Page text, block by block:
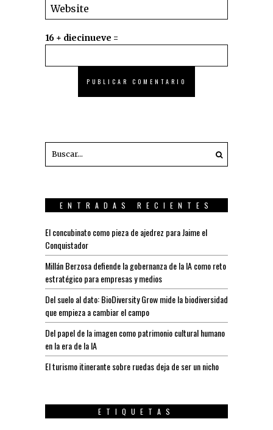
16 + diecinueve =
ENTRADAS RECIENTES
El concubinato como pieza de ajedrez para Jaime el
Conquistador
Millán Berzosa defiende la gobernanza de la IA como reto
estratégico para empresas y medios
Del suelo al dato: BioDiversity Grow mide la biodiversidad
que empieza a cambiar el campo
Del papel de la imagen como patrimonio cultural humano
en la era de la IA
El turismo itinerante sobre ruedas deja de ser un nicho
ETIQUETAS